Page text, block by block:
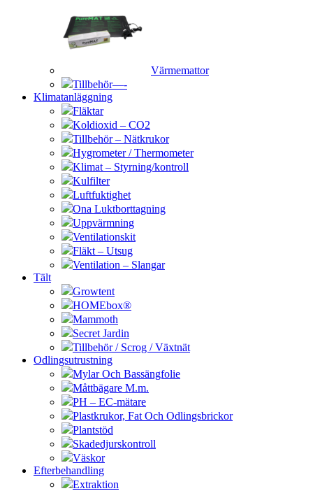
Värmemattor
Tillbehör—-
Klimatanläggning
Fläktar
Koldioxid – CO2
Tillbehör – Nätkrukor
Hygrometer / Thermometer
Klimat – Styrning/kontroll
Kulfilter
Luftfuktighet
Ona Luktborttagning
Uppvärmning
Ventilationskit
Fläkt – Utsug
Ventilation – Slangar
Tält
Growtent
HOMEbox®
Mammoth
Secret Jardin
Tillbehör / Scrog / Växtnät
Odlingsutrustning
Mylar Och Bassängfolie
Måttbägare M.m.
PH – EC-mätare
Plastkrukor, Fat Och Odlingsbrickor
Plantstöd
Skadedjurskontroll
Väskor
Efterbehandling
Extraktion